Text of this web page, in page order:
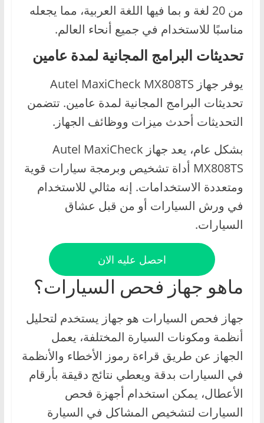
من 20 لغة و بما فيها اللغة العربية، مما يجعله
مناسبًا للاستخدام في جميع أنحاء العالم.
تحديثات البرامج المجانية لمدة عامين
يوفر جهاز Autel MaxiCheck MX808TS
تحديثات البرامج المجانية لمدة عامين. تتضمن
التحديثات أحدث ميزات ووظائف الجهاز.
بشكل عام، يعد جهاز Autel MaxiCheck
MX808TS أداة تشخيص وبرمجة سيارات قوية
ومتعددة الاستخدامات. إنه مثالي للاستخدام
في ورش السيارات أو من قبل عشاق
السيارات.
احصل عليه الان
ماهو جهاز فحص السيارات؟
جهاز فحص السيارات هو جهاز يستخدم لتحليل
أنظمة ومكونات السيارة المختلفة، يعمل
الجهاز عن طريق قراءة رموز الأخطاء والأنظمة
في السيارات بدقة ويعطي نتائج دقيقة بأرقام
الأعطال، يمكن استخدام أجهزة فحص
السيارات لتشخيص المشاكل في السيارة